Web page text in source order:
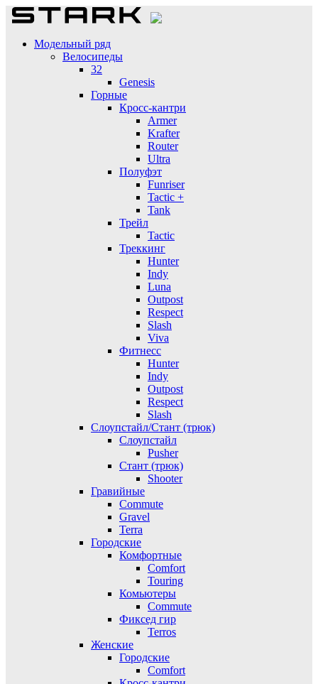
Модельный ряд
Велосипеды
32
Genesis
Горные
Кросс-кантри
Armer
Krafter
Router
Ultra
Полуфэт
Funriser
Tactic +
Tank
Трейл
Tactic
Треккинг
Hunter
Indy
Luna
Outpost
Respect
Slash
Viva
Фитнесс
Hunter
Indy
Outpost
Respect
Slash
Слоупстайл/Стант (трюк)
Слоупстайл
Pusher
Стант (трюк)
Shooter
Гравийные
Commute
Gravel
Terra
Городские
Комфортные
Comfort
Touring
Комьютеры
Commute
Фиксед гир
Terros
Женские
Городские
Comfort